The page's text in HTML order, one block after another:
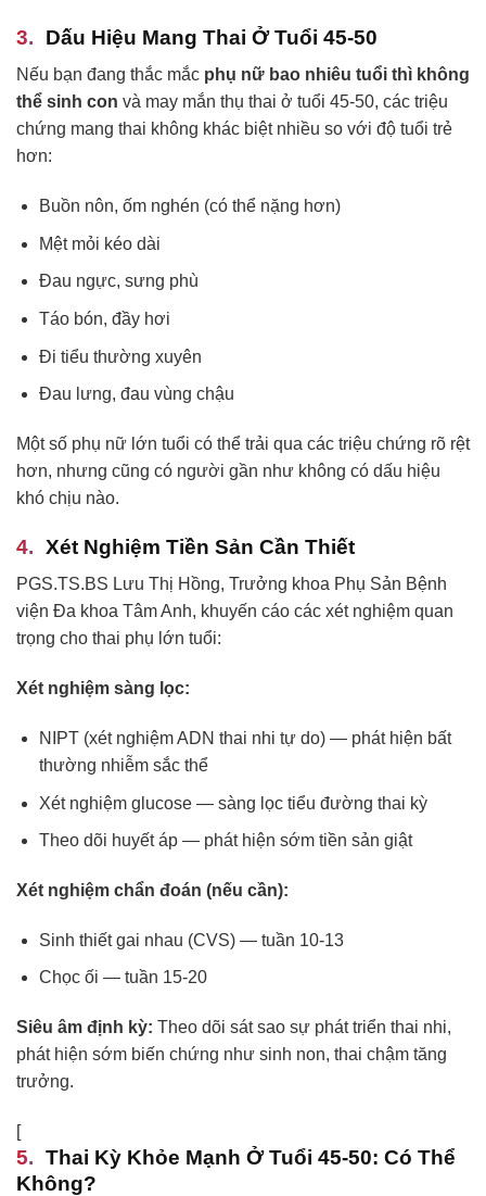
Dấu Hiệu Mang Thai Ở Tuổi 45-50
Nếu bạn đang thắc mắc phụ nữ bao nhiêu tuổi thì không
thể sinh con và may mắn thụ thai ở tuổi 45-50, các triệu
chứng mang thai không khác biệt nhiều so với độ tuổi trẻ
hơn:
Buồn nôn, ốm nghén (có thể nặng hơn)
Mệt mỏi kéo dài
Đau ngực, sưng phù
Táo bón, đầy hơi
Đi tiểu thường xuyên
Đau lưng, đau vùng chậu
Một số phụ nữ lớn tuổi có thể trải qua các triệu chứng rõ rệt
hơn, nhưng cũng có người gần như không có dấu hiệu
khó chịu nào.
Xét Nghiệm Tiền Sản Cần Thiết
PGS.TS.BS Lưu Thị Hồng, Trưởng khoa Phụ Sản Bệnh
viện Đa khoa Tâm Anh, khuyến cáo các xét nghiệm quan
trọng cho thai phụ lớn tuổi:
Xét nghiệm sàng lọc:
NIPT (xét nghiệm ADN thai nhi tự do) — phát hiện bất
thường nhiễm sắc thể
Xét nghiệm glucose — sàng lọc tiểu đường thai kỳ
Theo dõi huyết áp — phát hiện sớm tiền sản giật
Xét nghiệm chẩn đoán (nếu cần):
Sinh thiết gai nhau (CVS) — tuần 10-13
Chọc ối — tuần 15-20
Siêu âm định kỳ: Theo dõi sát sao sự phát triển thai nhi,
phát hiện sớm biến chứng như sinh non, thai chậm tăng
trưởng.
[
Thai Kỳ Khỏe Mạnh Ở Tuổi 45-50: Có Thể
Không?